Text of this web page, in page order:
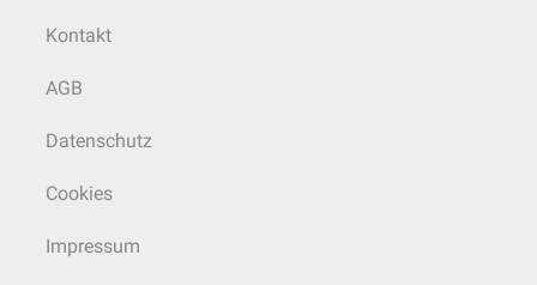
Kontakt
AGB
Datenschutz
Cookies
Impressum